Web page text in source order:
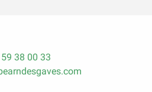
38 00 33